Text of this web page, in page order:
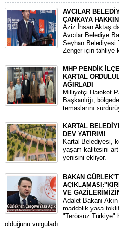
AVCILAR
ÇANKAYA
​Aziz İhsan Aktaş
Avcılar Belediye
Seyhan Belediyesi
Zenger için tahliye
MHP PENDİK
KARTAL
AĞIRLADI
​Milliyetçi Hareket
Başkanlığı,
temaslarını
KARTAL
DEV YATIRIM!
Kartal Belediyesi,
yaşam kalitesini
yenisini ekliyor.
BAKAN
VE
Adalet Bakanı
maddelik yasa
"Terörsüz Türkiye"
olduğunu vurguladı.